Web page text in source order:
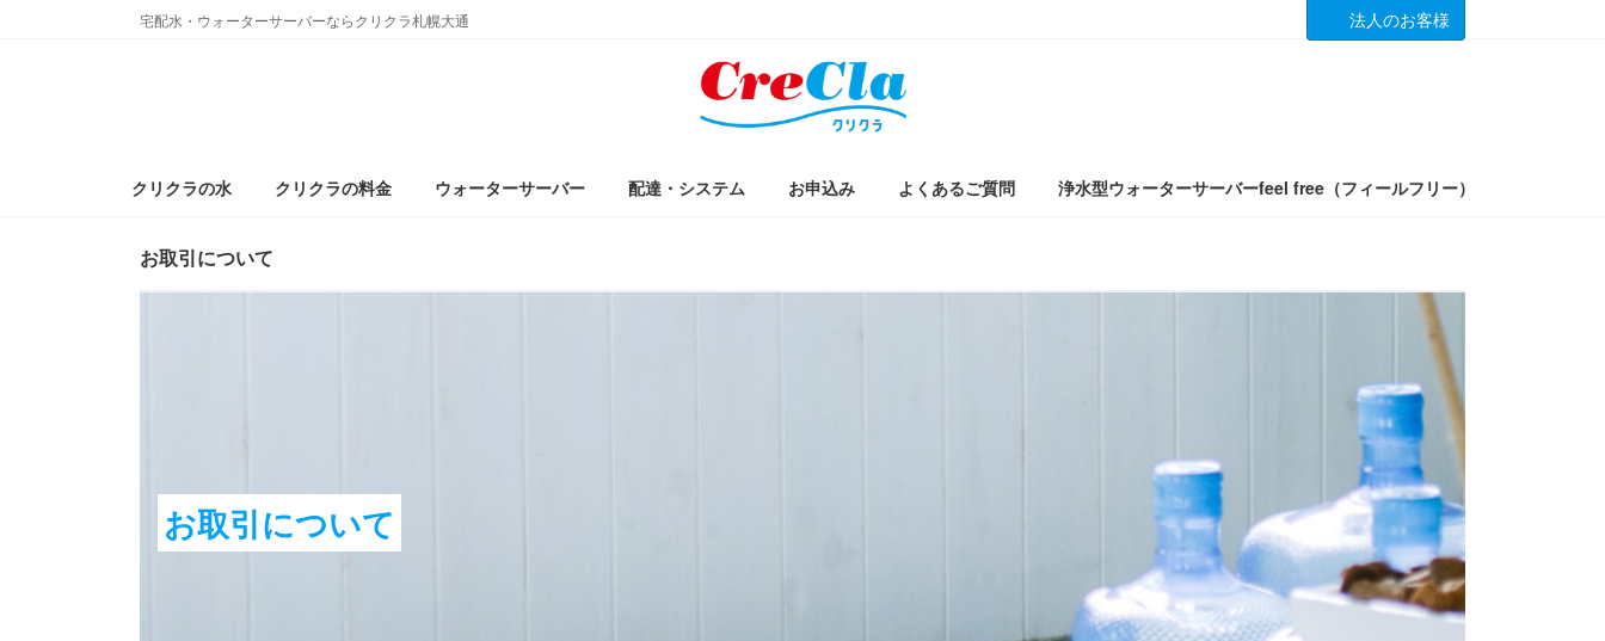
宅配水・ウォーターサーバーならクリクラ札幌大通 法人のお客様
クリクラの水 クリクラの料金 ウォーターサーバー 配達・システム お申込み よくあるご質問 浄水型ウォーターサーバーfeel free（フィールフリー）
お取引について
お取引について